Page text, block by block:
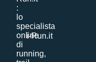
i-Run.it